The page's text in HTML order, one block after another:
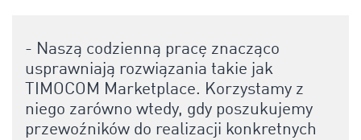
- Naszą codzienną pracę znacząco
usprawniają rozwiązania takie jak
TIMOCOM Marketplace. Korzystamy z
niego zarówno wtedy, gdy poszukujemy
przewoźników do realizacji konkretnych